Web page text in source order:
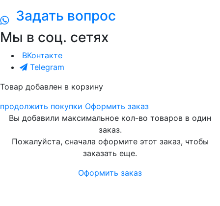
Задать вопрос
Мы в соц. сетях
ВКонтакте
Telegram
Товар добавлен в корзину
продолжить покупки Оформить заказ
Вы добавили максимальное кол-во товаров в один
заказ.
Пожалуйста, сначала оформите этот заказ, чтобы
заказать еще.
Оформить заказ